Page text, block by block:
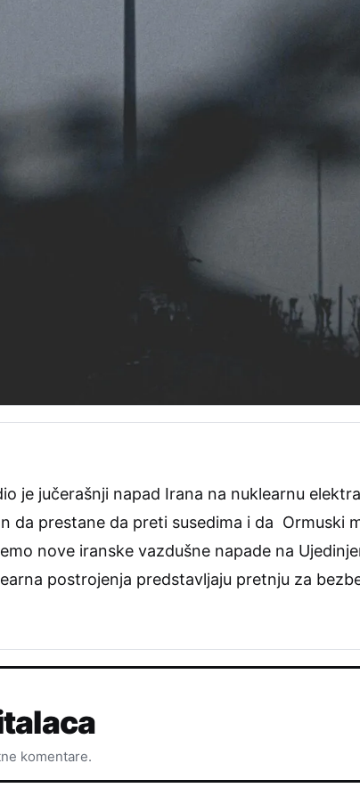
je jučerašnji napad Irana na nuklearnu
da prestane da preti susedima i da Ormuski
nove iranske vazdušne napade na
postrojenja predstavljaju pretnju za
komentare.